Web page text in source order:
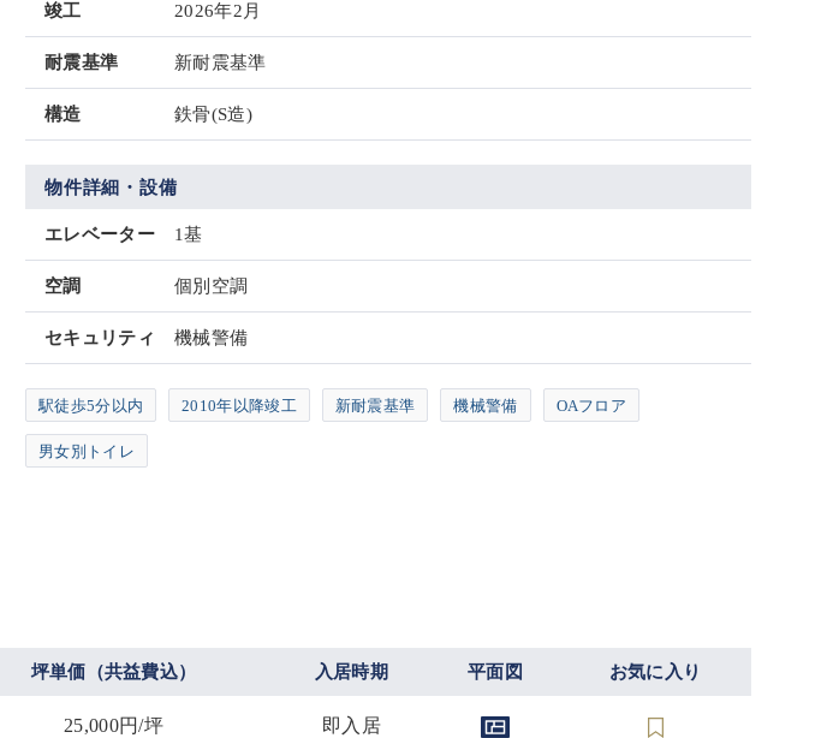
竣工 2026年2月
耐震基準 新耐震基準
構造 鉄骨(S造)
物件詳細・設備
エレベーター 1基
空調 個別空調
セキュリティ 機械警備
駅徒歩5分以内 2010年以降竣工 新耐震基準 機械警備 OAフロア
男女別トイレ
坪単価（共益費込） 入居時期 平面図 お気に入り
25,000円/坪 即入居